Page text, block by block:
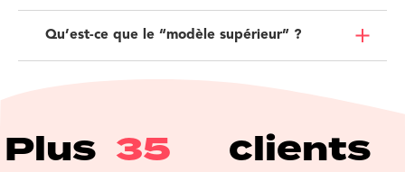
Qu’est-ce que le “modèle supérieur” ?
Plus 35
clients